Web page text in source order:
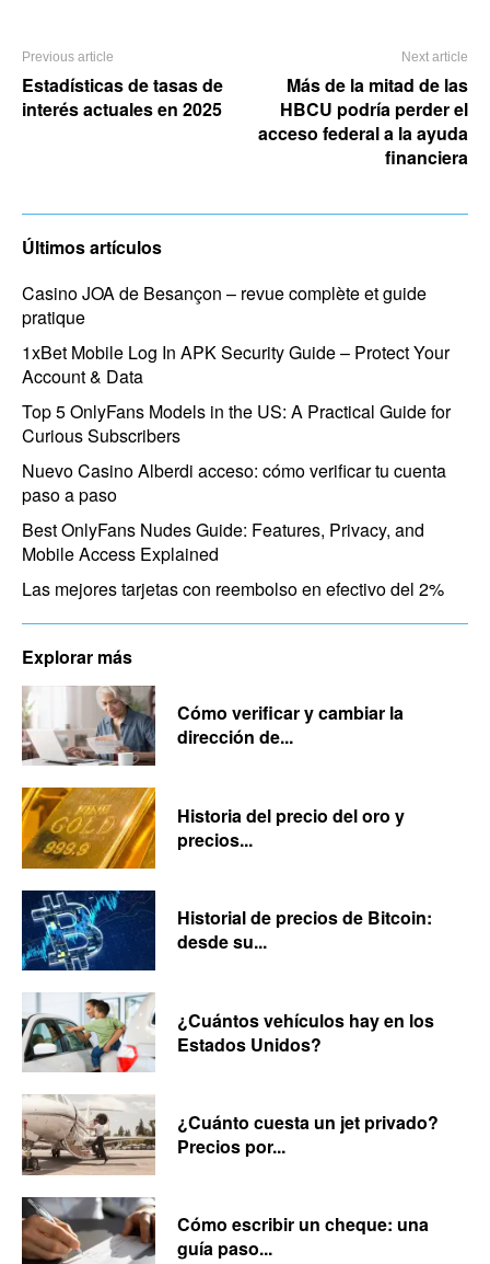
Previous article
Estadísticas de tasas de
interés actuales en 2025
Next article
Más de la mitad de las
HBCU podría perder el
acceso federal a la ayuda
financiera
Últimos artículos
Casino JOA de Besançon – revue complète et guide
pratique
1xBet Mobile Log In APK Security Guide – Protect Your
Account & Data
Top 5 OnlyFans Models in the US: A Practical Guide for
Curious Subscribers
Nuevo Casino Alberdi acceso: cómo verificar tu cuenta
paso a paso
Best OnlyFans Nudes Guide: Features, Privacy, and
Mobile Access Explained
Las mejores tarjetas con reembolso en efectivo del 2%
Explorar más
Cómo verificar y cambiar la
dirección de...
Historia del precio del oro y
precios...
Historial de precios de Bitcoin:
desde su...
¿Cuántos vehículos hay en los
Estados Unidos?
¿Cuánto cuesta un jet privado?
Precios por...
Cómo escribir un cheque: una
guía paso...